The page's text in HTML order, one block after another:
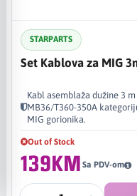
STARPARTS
Set Kablova za MIG
Kabl asemblaža dužine 3
MB36/T360-350A
MIG gorionika.
Out of Stock
139KM Sa PDV-om